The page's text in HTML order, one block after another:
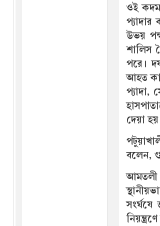
ওই
উভয়
শালিস
পরে।
আহত
প্যাদা,
দেয়া
বলেন,